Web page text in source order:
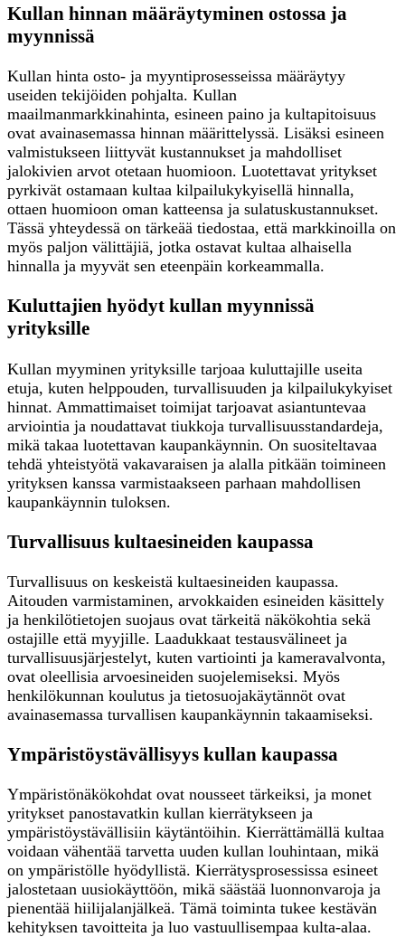
Kullan hinnan määräytyminen ostossa ja
myynnissä
Kullan hinta osto- ja myyntiprosesseissa määräytyy
useiden tekijöiden pohjalta. Kullan
maailmanmarkkinahinta, esineen paino ja kultapitoisuus
ovat avainasemassa hinnan määrittelyssä. Lisäksi esineen
valmistukseen liittyvät kustannukset ja mahdolliset
jalokivien arvot otetaan huomioon. Luotettavat yritykset
pyrkivät ostamaan kultaa kilpailukykyisellä hinnalla,
ottaen huomioon oman katteensa ja sulatuskustannukset.
Tässä yhteydessä on tärkeää tiedostaa, että markkinoilla on
myös paljon välittäjiä, jotka ostavat kultaa alhaisella
hinnalla ja myyvät sen eteenpäin korkeammalla.
Kuluttajien hyödyt kullan myynnissä
yrityksille
Kullan myyminen yrityksille tarjoaa kuluttajille useita
etuja, kuten helppouden, turvallisuuden ja kilpailukykyiset
hinnat. Ammattimaiset toimijat tarjoavat asiantuntevaa
arviointia ja noudattavat tiukkoja turvallisuusstandardeja,
mikä takaa luotettavan kaupankäynnin. On suositeltavaa
tehdä yhteistyötä vakavaraisen ja alalla pitkään toimineen
yrityksen kanssa varmistaakseen parhaan mahdollisen
kaupankäynnin tuloksen.
Turvallisuus kultaesineiden kaupassa
Turvallisuus on keskeistä kultaesineiden kaupassa.
Aitouden varmistaminen, arvokkaiden esineiden käsittely
ja henkilötietojen suojaus ovat tärkeitä näkökohtia sekä
ostajille että myyjille. Laadukkaat testausvälineet ja
turvallisuusjärjestelyt, kuten vartiointi ja kameravalvonta,
ovat oleellisia arvoesineiden suojelemiseksi. Myös
henkilökunnan koulutus ja tietosuojakäytännöt ovat
avainasemassa turvallisen kaupankäynnin takaamiseksi.
Ympäristöystävällisyys kullan kaupassa
Ympäristönäkökohdat ovat nousseet tärkeiksi, ja monet
yritykset panostavatkin kullan kierrätykseen ja
ympäristöystävällisiin käytäntöihin. Kierrättämällä kultaa
voidaan vähentää tarvetta uuden kullan louhintaan, mikä
on ympäristölle hyödyllistä. Kierrätysprosessissa esineet
jalostetaan uusiokäyttöön, mikä säästää luonnonvaroja ja
pienentää hiilijalanjälkeä. Tämä toiminta tukee kestävän
kehityksen tavoitteita ja luo vastuullisempaa kulta-alaa.